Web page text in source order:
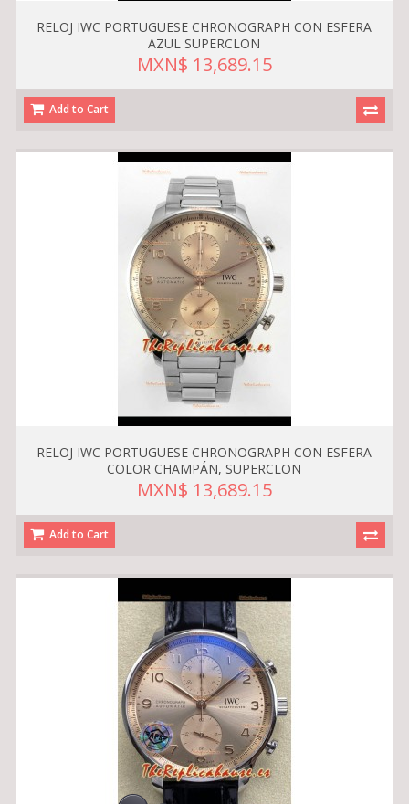
RELOJ IWC PORTUGUESE CHRONOGRAPH CON ESFERA
AZUL SUPERCLON
MXN$ 13,689.15
Add to Cart
RELOJ IWC PORTUGUESE CHRONOGRAPH CON ESFERA
COLOR CHAMPÁN, SUPERCLON
MXN$ 13,689.15
Add to Cart